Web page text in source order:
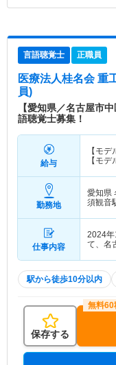
言語聴覚士 正職員
医療法人桂名会 重
員)
【愛知県／名古屋市
語聴覚士募集！
給与
【モデ
【モデ
勤務地
愛知県
須観音
仕事内容
2024年
て、名
駅から徒歩10分以内
保存する